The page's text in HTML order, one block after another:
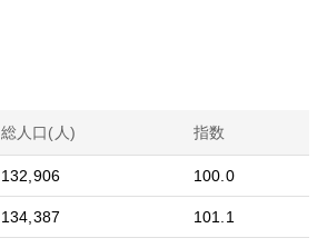
総人口(人) 指数
132,906 100.0
134,387 101.1